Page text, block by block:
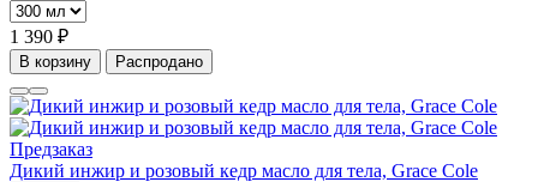
1 390 ₽
В корзину Распродано
Предзаказ
Дикий инжир и розовый кедр масло для тела, Grace Cole